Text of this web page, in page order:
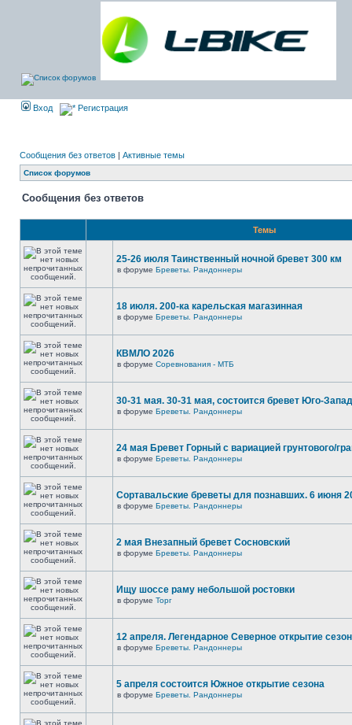
Вход Регистрация
Сообщения без ответов | Активные темы
Список форумов
Сообщения без ответов
Темы
25-26 июля Таинственный ночной бревет 300 км
в форуме Бреветы. Рандоннеры
18 июля. 200-ка карельская магазинная
в форуме Бреветы. Рандоннеры
КВМЛО 2026
в форуме Соревнования - МТБ
30-31 мая. 30-31 мая, состоится бревет Юго-
в форуме Бреветы. Рандоннеры
24 мая Бревет Горный с вариацией грунтового/
в форуме Бреветы. Рандоннеры
Сортавальские бреветы для познавших. 6 июня
в форуме Бреветы. Рандоннеры
2 мая Внезапный бревет Сосновский
в форуме Бреветы. Рандоннеры
Ищу шоссе раму небольшой ростовки
в форуме Торг
12 апреля. Легендарное Северное открытие
в форуме Бреветы. Рандоннеры
5 апреля состоится Южное открытие сезона
в форуме Бреветы. Рандоннеры